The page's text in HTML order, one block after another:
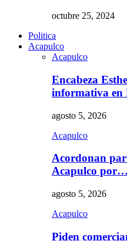
octubre 25, 2024
Politica
Acapulco
Acapulco
Encabeza
informativa
agosto 5, 2026
Acapulco
Acordonan
Acapulco por…
agosto 5, 2026
Acapulco
Piden